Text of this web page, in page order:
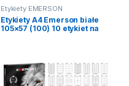
Etykiety EMERSON
Etykiety A4 Emerson białe
105×57 (100) 10 etykiet na